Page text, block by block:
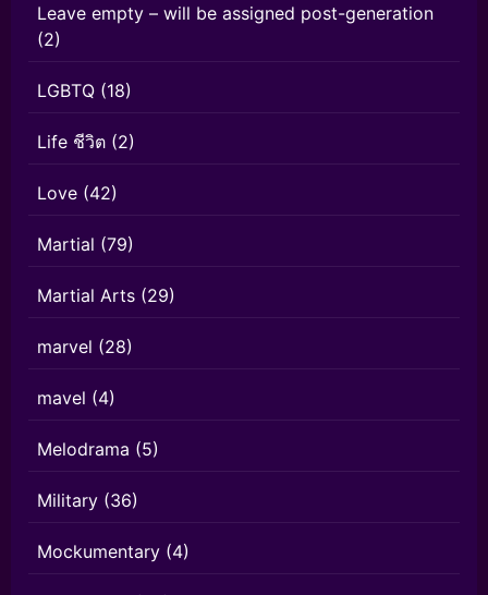
Leave empty – will be assigned post-generation
(2)
LGBTQ (18)
Life ชีวิต (2)
Love (42)
Martial (79)
Martial Arts (29)
marvel (28)
mavel (4)
Melodrama (5)
Military (36)
Mockumentary (4)